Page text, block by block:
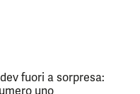
fuori a sorpresa:
uno